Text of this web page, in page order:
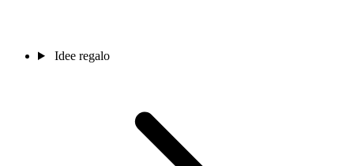
Idee regalo